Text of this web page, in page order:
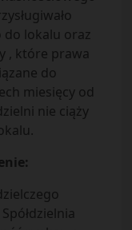
do lokalu oraz
, które prawa
do
miesięcy od
nie ciąży